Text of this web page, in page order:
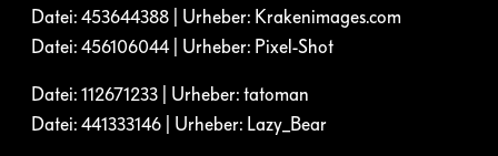
Datei: 453644388 | Urheber: Krakenimages.com
Datei: 456106044 | Urheber: Pixel-Shot
Datei: 112671233 | Urheber: tatoman
Datei: 441333146 | Urheber: Lazy_Bear